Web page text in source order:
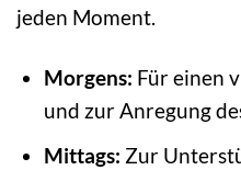
jeden Moment.
Morgens: Für einen
und zur Anregung
Mittags: Zur